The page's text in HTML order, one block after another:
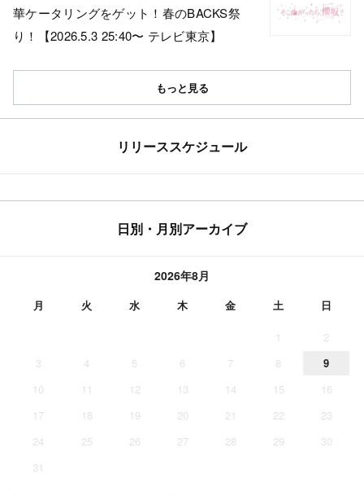
華ケータリングをゲット！春のBACKS祭
り！【2026.5.3 25:40〜 テレビ東京】
もっと見る
リリーススケジュール
日別・月別アーカイブ
2026年8月
月 火 水 木 金 土 日
1
2
3
4 5 6 7 8
9
10
11 12 13 14 15
16
17
18 19 20 21 22
23
24
25 26 27 28 29
30
31